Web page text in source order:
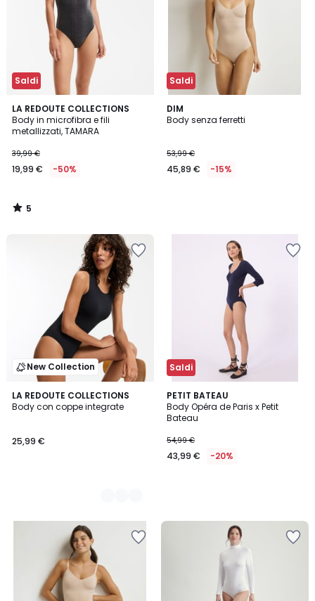
Saldi
LA REDOUTE COLLECTIONS
Body in microfibra e fili
metallizzati, TAMARA
39,99 €
19,99 € -50%
5
/
5
5
/
Saldi
DIM
Body senza ferretti
53,99 €
45,89 € -15%
New Collection
LA REDOUTE COLLECTIONS
Body con coppe integrate
25,99 €
2
Colori
Saldi
PETIT BATEAU
Body Opéra de Paris x Petit
Bateau
54,99 €
43,99 € -20%